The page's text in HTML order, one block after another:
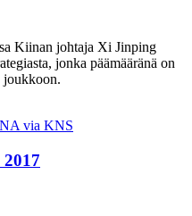
Kiinan johtaja Xi Jinping
jonka päämääränä on
joukkoon.